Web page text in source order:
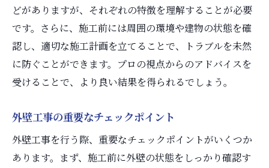
どがありますが、それぞれの特徴を理解することが必要
です。さらに、施工前には周囲の環境や建物の状態を確
認し、適切な施工計画を立てることで、トラブルを未然
に防ぐことができます。プロの視点からのアドバイスを
受けることで、より良い結果を得られるでしょう。
外壁工事の重要なチェックポイント
外壁工事を行う際、重要なチェックポイントがいくつか
あります。まず、施工前に外壁の状態をしっかり確認す